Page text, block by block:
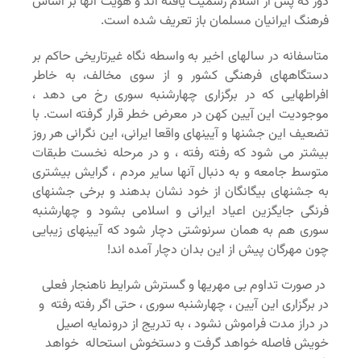
فرهنگ ایرانیان مسلمان باز تعریف شده است.
متاسفانه در سالهای اخیر به واسطه نگاه غیرتاریخی حاکم بر
دستگاههای فرهنگی کشور و از سوی مخالف، به خاطر
افراطهایی که در برگزاری چهارشنبه سوری رخ می دهد ،
موجودیت این آیین کهن در معرض خطر قرار گرفته است. با
تضعیف این جشنها و آیینهای واقعا ایرانی، این نگرانی هر روز
بیشتر می شود که رفته رفته ، و در مرحله نخست طبقات
متوسط جامعه و به دنبال آنها سایر مردم ، گرایش بیشتری
به جشنهای بیگانگان از خود نشان بدهند و برخی جشنهای
فرنگی جایگزین اعیاد ایرانی و اسلامی بشود و چهارشنبه
سوری هم به همان سرنوشتی دچار شود که آیینهای زیبایی
چون مهرگان پیش از این بدان دچار آمده اند!
در صورت تداوم بی مهریها و گسترش شرایط ناهنجار فعلی
در برگزاری این آیین ، چهارشنبه سوری ، حتی اگر رفته رفته و
در دراز مدت فراموش نشود ، به تدریج از درونمایه اصیل
خویش فاصله خواهد گرفت و دستخوش استحاله خواهد